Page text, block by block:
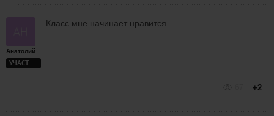
Анатолий
УЧАСТНИК
Класс мне начинает нравится.
+2